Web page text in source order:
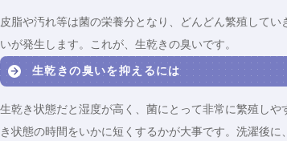
皮脂や汚れ等は菌の栄養分となり、どんどん繁殖して
いが発生します。これが、生乾きの臭いです。
生乾きの臭いを抑えるには
生乾き状態だと湿度が高く、菌にとって非常に繁殖し
き状態の時間をいかに短くするかが大事です。洗濯後